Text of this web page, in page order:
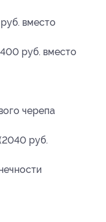
вместо
руб. вместо
черепа
руб.